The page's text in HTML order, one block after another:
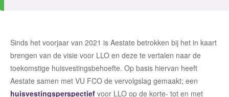
Sinds het voorjaar van 2021 is Aestate betrokken bij het in kaart
brengen van de visie voor LLO en deze te vertalen naar de
toekomstige huisvestingsbehoefte. Op basis hiervan heeft
Aestate samen met VU FCO de vervolgslag gemaakt; een
huisvestingsperspectief voor LLO op de korte- tot en met